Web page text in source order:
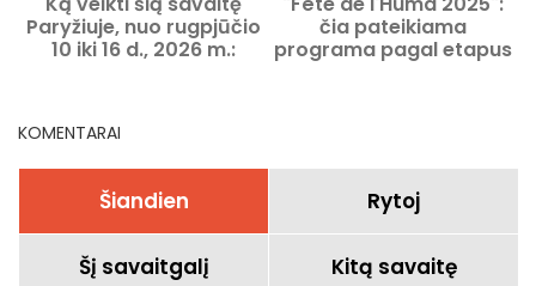
Paryžiuje, nuo rugpjūčio
10 iki 16 d., 2026 m.:
čia pateikiama
programa pagal etapus
KOMENTARAI
Šiandien Rytoj
Šį savaitgalį Kitą savaitę